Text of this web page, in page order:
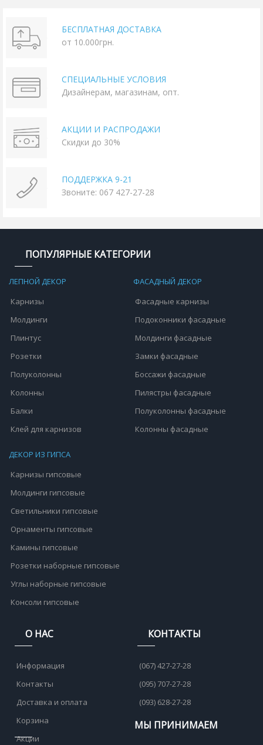
БЕСПЛАТНАЯ ДОСТАВКА
от 10.000грн.
СПЕЦИАЛЬНЫЕ УСЛОВИЯ
Дизайнерам, магазинам, опт.
АКЦИИ И РАСПРОДАЖИ
Скидки до 30%
ПОДДЕРЖКА 9-21
Звоните: 067 427-27-28
ПОПУЛЯРНЫЕ КАТЕГОРИИ
ЛЕПНОЙ ДЕКОР
Карнизы
Молдинги
Плинтус
Розетки
Полуколонны
Колонны
Балки
Клей для карнизов
ФАСАДНЫЙ ДЕКОР
Фасадные карнизы
Подоконники фасадные
Молдинги фасадные
Замки фасадные
Боссажи фасадные
Пилястры фасадные
Полуколонны фасадные
Колонны фасадные
ДЕКОР ИЗ ГИПСА
Карнизы гипсовые
Молдинги гипсовые
Светильники гипсовые
Орнаменты гипсовые
Камины гипсовые
Розетки наборные гипсовые
Углы наборные гипсовые
Консоли гипсовые
О НАС
Информация
Контакты
Доставка и оплата
Корзина
Акции
КОНТАКТЫ
(067) 427-27-28
(095) 707-27-28
(093) 628-27-28
МЫ ПРИНИМАЕМ